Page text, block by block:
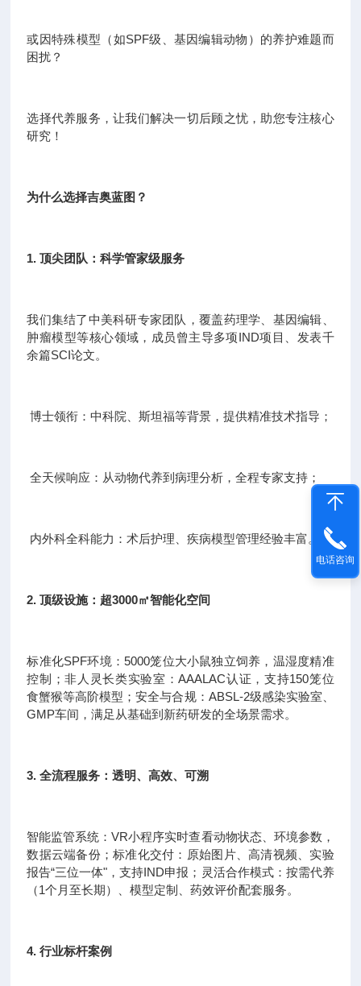
或因特殊模型（如SPF级、基因编辑动物）的养护难题而
困扰？
选择代养服务，让我们解决一切后顾之忧，助您专注核心
研究！
为什么选择吉奥蓝图？
1. 顶尖团队：科学管家级服务
我们集结了中美科研专家团队，覆盖药理学、基因编辑、
肿瘤模型等核心领域，成员曾主导多项IND项目、发表千
余篇SCI论文。
博士领衔：中科院、斯坦福等背景，提供精准技术指导；
全天候响应：从动物代养到病理分析，全程专家支持；
内外科全科能力：术后护理、疾病模型管理经验丰富。
2. 顶级设施：超3000㎡智能化空间
标准化SPF环境：5000笼位大小鼠独立饲养，温湿度精准
控制；非人灵长类实验室：AAALAC认证，支持150笼位
食蟹猴等高阶模型；安全与合规：ABSL-2级感染实验室、
GMP车间，满足从基础到新药研发的全场景需求。
3. 全流程服务：透明、高效、可溯
智能监管系统：VR小程序实时查看动物状态、环境参数，
数据云端备份；标准化交付：原始图片、高清视频、实验
报告“三位一体"，支持IND申报；灵活合作模式：按需代养
（1个月至长期）、模型定制、药效评价配套服务。
4. 行业标杆案例
电话咨询